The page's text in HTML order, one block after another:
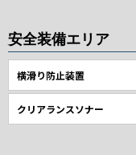
安全装備エリア
横滑り防止装置
クリアランスソナー